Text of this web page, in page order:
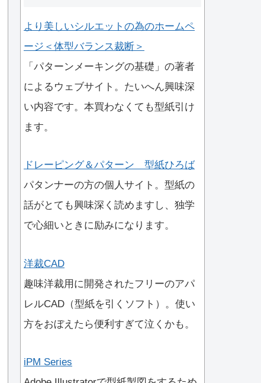
より美しいシルエットの為のホームペ
ージ＜体型バランス裁断＞
「パターンメーキングの基礎」の著者
によるウェブサイト。たいへん興味深
い内容です。本買わなくても型紙引け
ます。
ドレーピング＆パターン 型紙ひろば
パタンナーの方の個人サイト。型紙の
話がとても興味深く読めますし、独学
で心細いときに励みになります。
洋裁CAD
趣味洋裁用に開発されたフリーのアパ
レルCAD（型紙を引くソフト）。使い
方をおぼえたら便利すぎて泣くかも。
iPM Series